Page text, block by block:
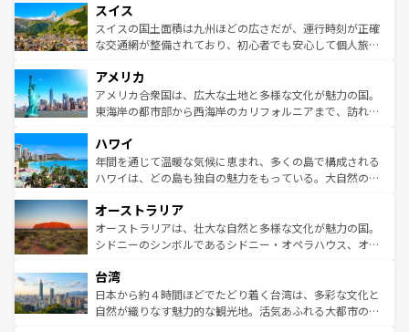
れる地方に足を運ぶとそれぞれで全く異なる文化を体験で
きるだろう。 なお、新着のフランス情報はコンテンツ一覧
を参照してほしい。
は、お酒好きな人にはぜひ体験してほしい。 なお、新着の
ドイツ情報はコンテンツ一覧を参照してほしい。
リアごとに異なる魅力がある。また、優雅なアフタヌーン
ティー、ビール好きにはたまらない英国パブ、サッカー観
戦など、本場だからこそできる体験も豊富。イギリスを旅
ンツ一覧を参照してほしい。
スイス
スイスの国土面積は九州ほどの広さだが、運行時刻が正確
な交通網が整備されており、初心者でも安心して個人旅行
の建物がそのまま残る町や、スイスならではのユニークな
博物館もあり、アルプス観光だけでなく町歩きも満喫する
ことができる。国民の所得が高いため物価も高いが、旅行
ば市内交通費無料で観光を楽しむこともできる。 なお、新
着のスイス情報はコンテンツ一覧 を参照してほしい。
アメリカ
アメリカ合衆国は、広大な土地と多様な文化が魅力の国。
東海岸の都市部から西海岸のカリフォルニアまで、訪れる
のような巨大都市は、観光、ショッピング、エンターテイ
ンメントが詰まった刺激的なスポットだ。一方、アメリカ
西部には大自然が広がり、グランドキャニオンやイエロー
部のニューオーリンズでは、音楽と美食が融合した独特の
文化が魅力。旅行者はアメリカの各地域で異なる魅力を楽
しみながら、その多様性と豊かな歴史を感じることができ
ならではの贅沢な旅のスタイルだ。 なお、新着のアメリカ
情報はコンテンツ一覧を参照してほしい。
ハワイ
年間を通じて温暖な気候に恵まれ、多くの島で構成される
ハワイは、どの島も独自の魅力をもっている。大自然の神
ワイ島は見逃せない。また、定番の観光地といえばオアフ
島だが、静かな自然を求めるならマウイ島やカウアイ島が
おすすめ。エメラルドグリーンに輝く海をはじめ、豊かな
れるおもてなしの心で訪れる人々を迎えてくれるハワイの
人々、おいしいローカルフードやハワイアンミュージッ
ク、伝統的なフラダンスなど、すべてがハワイの魅力を彩
オーストラリア
オーストラリアは、壮大な自然と多様な文化が魅力の国。
シドニーのシンボルであるシドニー・オペラハウス、オー
リアリーフや大陸中央部にそびえるウルル（エアーズロッ
ク）、タスマニアの美しい原生林やケアンズの熱帯雨林な
ど、見どころがたくさん。また、カフェやワイン、オージ
台湾
日本から約４時間ほどでたどり着く台湾は、多彩な文化と
自然が織りなす魅力的な観光地。活気あふれる大都市の台